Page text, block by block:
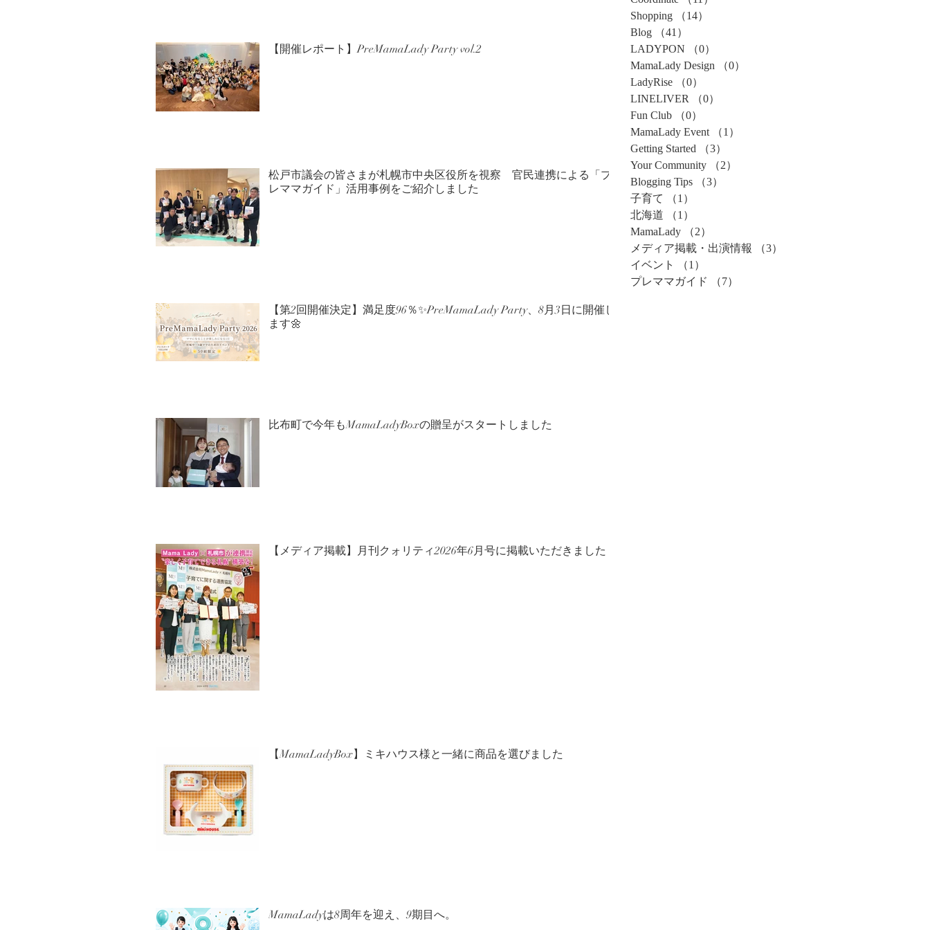
【開催レポート】PreMamaLady Party vol.2
松戸市議会の皆さまが札幌市中央区役所を視察 官民連携による「プ
レママガイド」活用事例をご紹介しました
【第2回開催決定】満足度96％✨PreMamaLady Party、8月3日に開催し
ます🌼
比布町で今年もMamaLadyBoxの贈呈がスタートしました
【メディア掲載】月刊クォリティ2026年6月号に掲載いただきました
【MamaLadyBox】ミキハウス様と一緒に商品を選びました
MamaLadyは8周年を迎え、9期目へ。
Shopping
（14）
Blog
（41）
LADYPON
（0）
MamaLady Design
（0）
LadyRise
（0）
LINELIVER
（0）
Fun Club
（0）
MamaLady Event
（1）
Getting Started
（3）
Your Community
（2）
Blogging Tips
（3）
子育て
（1）
北海道
（1）
MamaLady
（2）
メディア掲載・出演情報
（3）
イベント
（1）
プレママガイド
（7）